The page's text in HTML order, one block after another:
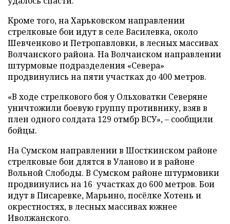
Кроме того, на Харьковском направлении
стрелковые бои идут в селе Василевка, около
Шевченково и Петропавловки, в лесных массивах
Волчанского района. На Волчанском направлении
штурмовые подразделения «Севера»
продвинулись на пяти участках до 400 метров.
«В ходе стрелкового боя у Ольховатки Северяне
уничтожили боевую группу противнику, взяв в
плен одного солдата 129 отмбр ВСУ», – сообщили
бойцы.
На Сумском направлении в Шосткинском районе
стрелковые бои длятся в Уланово и в районе
Вольной Слободы. В Сумском районе штурмовики
продвинулись на 16 участках до 600 метров. Бои
идут в Писаревке, Марьино, посёлке Хотень и
окрестностях, в лесных массивах южнее
Иволжанского.